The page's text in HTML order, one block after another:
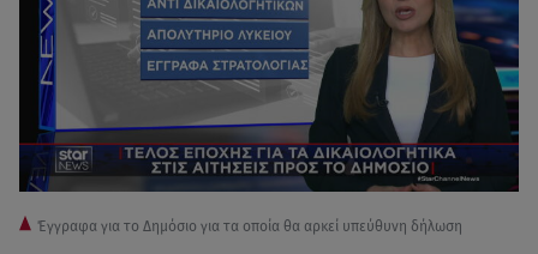
Έγγραφα για το Δημόσιο για τα οποία θα αρκεί υπεύθυνη δήλωση